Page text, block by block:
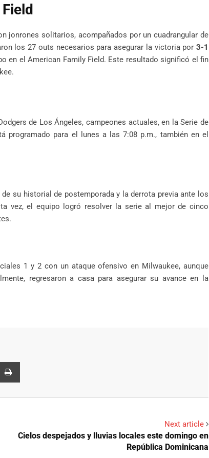
jonrones solitarios, acompañados por un cuadrangular de
los 27 outs necesarios para asegurar la victoria por 3-1
en el American Family Field. Este resultado significó el fin
de Los Ángeles, campeones actuales, en la Serie de
programado para el lunes a las 7:08 p.m., también en el
su historial de postemporada y la derrota previa ante los
vez, el equipo logró resolver la serie al mejor de cinco
1 y 2 con un ataque ofensivo en Milwaukee, aunque
regresaron a casa para asegurar su avance en la
Next article
Cielos despejados y lluvias locales este domingo en
República Dominicana